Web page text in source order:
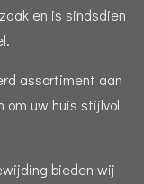
en is sindsdien
assortiment aan
om uw huis stijlvol
bieden wij